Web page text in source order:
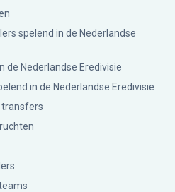
spelend in de Nederlandse
de Nederlandse Eredivisie
in de Nederlandse Eredivisie
transfers